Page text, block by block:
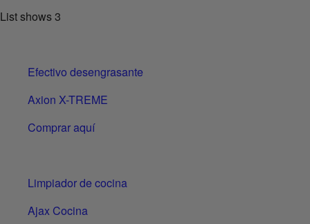
List shows3
Efectivo desengrasante
Axion X-TREME
Comprar aquí
Limpiador de cocina
Ajax Cocina